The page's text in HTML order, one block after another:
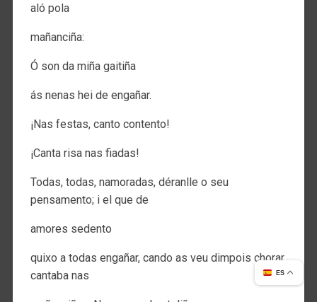
aló pola
mañanciña:
Ó son da miña gaitiña
ás nenas hei de engañar.
¡Nas festas, canto contento!
¡Canta risa nas fiadas!
Todas, todas, namoradas, déranlle o seu
pensamento; i el que de
amores sedento
quixo a todas engañar, cando as veu dimpois chorar
cantaba nas
ES